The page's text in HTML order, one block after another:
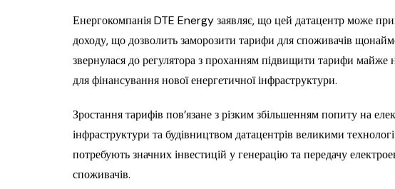
Енергокомпанія DTE Energy заявляє, що цей датацентр може
доходу, що дозволить заморозити тарифи для споживачів
звернулася до регулятора з проханням підвищити тарифи
для фінансування нової енергетичної інфраструктури.
Зростання тарифів пов’язане з різким збільшенням попиту на
інфраструктури та будівництвом датацентрів великими
потребують значних інвестицій у генерацію та передачу
споживачів.